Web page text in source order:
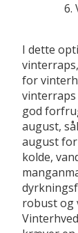
6.
I dette
for
vinterraps
god
august,
august
kolde,
robust og